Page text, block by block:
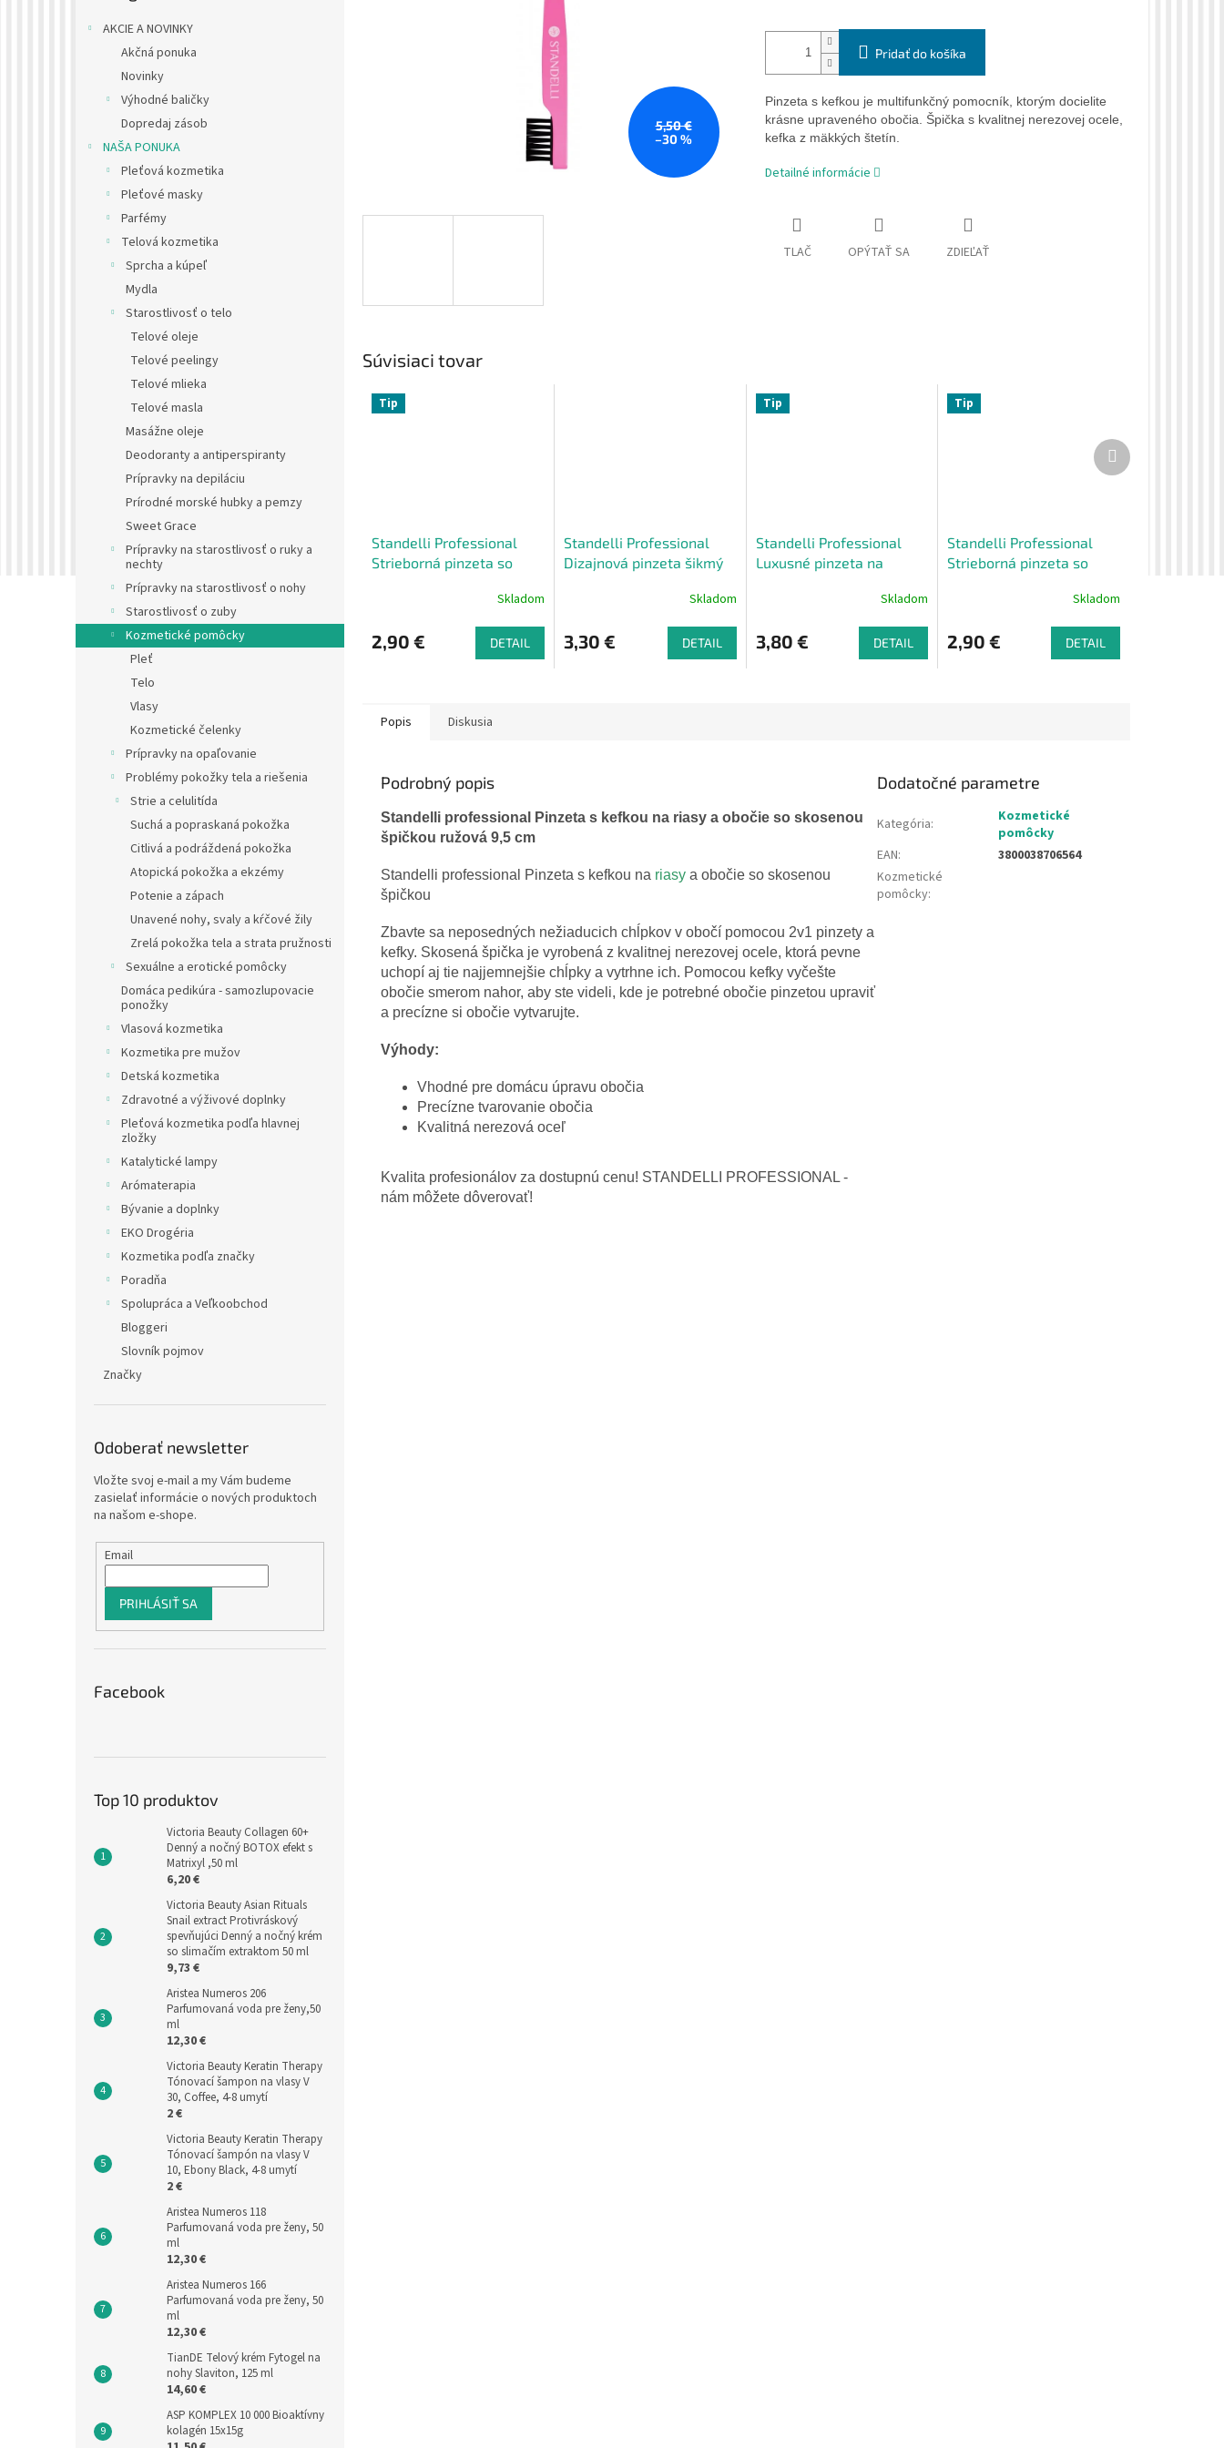
AKCIE A NOVINKY
Akčná ponuka
Novinky
Výhodné baličky
Dopredaj zásob
NAŠA PONUKA
Pleťová kozmetika
Pleťové masky
Parfémy
Telová kozmetika
Sprcha a kúpeľ
Mydla
Starostlivosť o telo
Telové oleje
Telové peelingy
Telové mlieka
Telové masla
Masážne oleje
Deodoranty a antiperspiranty
Prípravky na depiláciu
Prírodné morské hubky a pemzy
Sweet Grace
Prípravky na starostlivosť o ruky a
nechty
Prípravky na starostlivosť o nohy
Starostlivosť o zuby
Kozmetické pomôcky
Pleť
Telo
Vlasy
Kozmetické čelenky
Prípravky na opaľovanie
Problémy pokožky tela a riešenia
Strie a celulitída
Suchá a popraskaná pokožka
Citlivá a podráždená pokožka
Atopická pokožka a ekzémy
Potenie a zápach
Unavené nohy, svaly a kŕčové žily
Zrelá pokožka tela a strata pružnosti
Sexuálne a erotické pomôcky
Domáca pedikúra - samozlupovacie
ponožky
Vlasová kozmetika
Kozmetika pre mužov
Detská kozmetika
Zdravotné a výživové doplnky
Pleťová kozmetika podľa hlavnej
zložky
Katalytické lampy
Arómaterapia
Bývanie a doplnky
EKO Drogéria
Kozmetika podľa značky
Poradňa
Spolupráca a Veľkoobchod
Bloggeri
Slovník pojmov
Značky
Odoberať newsletter
Vložte svoj e-mail a my Vám budeme
zasielať informácie o nových produktoch
na našom e-shope.
Email
PRIHLÁSIŤ SA
Facebook
Top 10 produktov
Victoria Beauty Collagen 60+
Denný a nočný BOTOX efekt s
Matrixyl ,50 ml
6,20 €
Victoria Beauty Asian Rituals
Snail extract Protivráskový
spevňujúci Denný a nočný krém
so slimačím extraktom 50 ml
9,73 €
Aristea Numeros 206
Parfumovaná voda pre ženy,50
ml
12,30 €
Victoria Beauty Keratin Therapy
Tónovací šampon na vlasy V
30, Coffee, 4-8 umytí
2 €
Victoria Beauty Keratin Therapy
Tónovací šampón na vlasy V
10, Ebony Black, 4-8 umytí
2 €
Aristea Numeros 118
Parfumovaná voda pre ženy, 50
ml
12,30 €
Aristea Numeros 166
Parfumovaná voda pre ženy, 50
ml
12,30 €
TianDE Telový krém Fytogel na
nohy Slaviton, 125 ml
14,60 €
ASP KOMPLEX 10 000 Bioaktívny
kolagén 15x15g
5,50 €
–30 %
Pridať do košíka
Pinzeta s kefkou je multifunkčný pomocník, ktorým docielite
krásne upraveného obočia. Špička s kvalitnej nerezovej ocele,
kefka z mäkkých štetín.
Detailné informácie
TLAČ OPÝTAŤ SA ZDIEĽAŤ
Súvisiaci tovar
Tip
Standelli Professional
Strieborná pinzeta so
Skladom
2,90 € DETAIL
Standelli Professional
Dizajnová pinzeta šikmý
Skladom
3,30 € DETAIL
Tip
Standelli Professional
Luxusné pinzeta na
skosenou špičkou čierna
Skladom
3,80 € DETAIL
Tip
Standelli Professional
Strieborná pinzeta so
Skladom
2,90 € DETAIL
Ďalší
produkt
Popis Diskusia
Podrobný popis
Standelli professional Pinzeta s kefkou na riasy a obočie so skosenou
špičkou ružová 9,5 cm
Standelli professional Pinzeta s kefkou na riasy a obočie so skosenou
špičkou
Zbavte sa neposedných nežiaducich chĺpkov v obočí pomocou 2v1 pinzety a
kefky. Skosená špička je vyrobená z kvalitnej nerezovej ocele, ktorá pevne
uchopí aj tie najjemnejšie chĺpky a vytrhne ich. Pomocou kefky vyčešte
obočie smerom nahor, aby ste videli, kde je potrebné obočie pinzetou upraviť
a precízne si obočie vytvarujte.
Výhody:
Vhodné pre domácu úpravu obočia
Precízne tvarovanie obočia
Kvalitná nerezová oceľ
Kvalita profesionálov za dostupnú cenu! STANDELLI PROFESSIONAL -
nám môžete dôverovať!
Dodatočné parametre
Kategória:
Kozmetické
pomôcky
EAN:
3800038706564
Kozmetické
pomôcky: